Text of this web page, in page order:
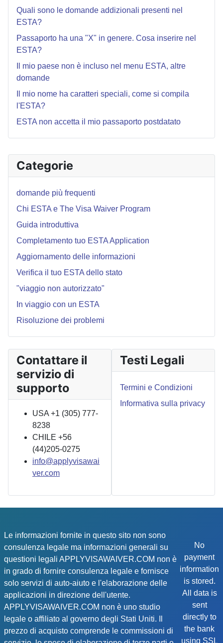
Categorie
domande più frequenti
Chi ESTA e The Visa Waiver Program
Guida introduttiva
Completamento tuo ESTA Application
Aggiornamento delle informazioni
Verifica il tuo ESTA dello stato
"viaggio non autorizzato"
In viaggio con un ESTA
Risoluzione dei problemi
Quali sono le domande addizionali presenti nel
ESTA?
Passaporto ha una "X" in genere. Cosa inserire nel
ESTA?
Il mio paese non è incluso nel menu ESTA, altre
domande
Il mio nome ha caratteri speciali, come si compila
l'ESTA?
ESTA non accetta il mio passaporto postdatato
Contattare il
servizio di
supporto
USA +1 (305) 777-
8238
CHILE +56
(44)205-0275
info@applyvisawai
ver.com
Testi Legali
Termini e Condizioni
Informativa sulla privacy
Le informazioni fornite in questo sito non sono
consulenza legale ma informazioni generali su
questioni legali APPLYVISAWAIVER.COM non è
in grado di fornire consulenza legale e fornisce
solo servizi di auto-aiuto e l'elaborazione delle
applicazioni in direzione dell'utente.
APPLYVISAWAIVER.COM non è uno studio
legale o affiliato al governo degli Stati Uniti. Il
prezzo di acquisto comprende le commissioni di
No
payment
information
is stored.
All data is
sent
directly to
the bank
using SSL